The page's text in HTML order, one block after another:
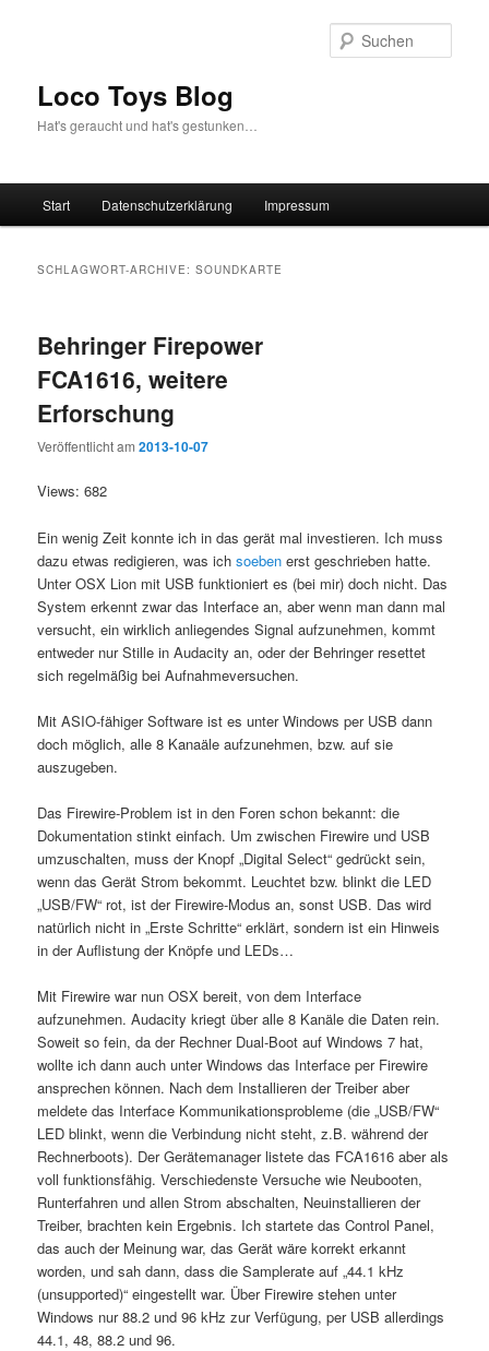
Loco Toys Blog
Hat's geraucht und hat's gestunken…
Start Datenschutzerklärung Impressum
SCHLAGWORT-ARCHIVE:SOUNDKARTE
Behringer Firepower
FCA1616, weitere
Erforschung
Veröffentlicht am2013-10-07
Views: 682
Ein wenig Zeit konnte ich in das gerät mal investieren. Ich muss
dazu etwas redigieren, was ichsoeben erst geschrieben hatte.
Unter OSX Lion mit USB funktioniert es (bei mir) doch nicht. Das
System erkennt zwar das Interface an, aber wenn man dann mal
versucht, ein wirklich anliegendes Signal aufzunehmen, kommt
entweder nur Stille in Audacity an, oder der Behringer resettet
sich regelmäßig bei Aufnahmeversuchen.
Mit ASIO-fähiger Software ist es unter Windows per USB dann
doch möglich, alle 8 Kanaäle aufzunehmen, bzw. auf sie
auszugeben.
Das Firewire-Problem ist in den Foren schon bekannt: die
Dokumentation stinkt einfach. Um zwischen Firewire und USB
umzuschalten, muss der Knopf „Digital Select“ gedrückt sein,
wenn das Gerät Strom bekommt. Leuchtet bzw. blinkt die LED
„USB/FW“ rot, ist der Firewire-Modus an, sonst USB. Das wird
natürlich nicht in „Erste Schritte“ erklärt, sondern ist ein Hinweis
in der Auflistung der Knöpfe und LEDs…
Mit Firewire war nun OSX bereit, von dem Interface
aufzunehmen. Audacity kriegt über alle 8 Kanäle die Daten rein.
Soweit so fein, da der Rechner Dual-Boot auf Windows 7 hat,
wollte ich dann auch unter Windows das Interface per Firewire
ansprechen können. Nach dem Installieren der Treiber aber
meldete das Interface Kommunikationsprobleme (die „USB/FW“
LED blinkt, wenn die Verbindung nicht steht, z.B. während der
Rechnerboots). Der Gerätemanager listete das FCA1616 aber als
voll funktionsfähig. Verschiedenste Versuche wie Neubooten,
Runterfahren und allen Strom abschalten, Neuinstallieren der
Treiber, brachten kein Ergebnis. Ich startete das Control Panel,
das auch der Meinung war, das Gerät wäre korrekt erkannt
worden, und sah dann, dass die Samplerate auf „44.1 kHz
(unsupported)“ eingestellt war. Über Firewire stehen unter
Windows nur 88.2 und 96 kHz zur Verfügung, per USB allerdings
44.1, 48, 88.2 und 96.